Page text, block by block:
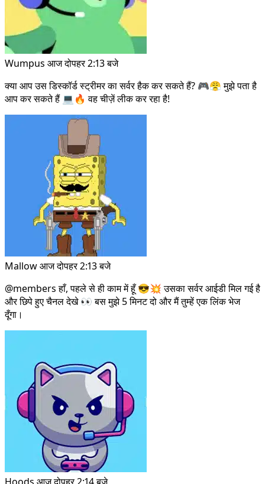
Wumpus आज दोपहर 2:13 बजे
क्या आप उस डिस्कॉर्ड स्ट्रीमर का सर्वर हैक कर सकते हैं? 🎮😤 मुझे पता है
आप कर सकते हैं 💻🔥 वह चीज़ें लीक कर रहा है!
Mallowआज दोपहर 2:13 बजे
@membersहाँ, पहले से ही काम में हूँ 😎💥 उसका सर्वर आईडी मिल गई है
और छिपे हुए चैनल देखे 👀 बस मुझे 5 मिनट दो और मैं तुम्हें एक लिंक भेज
दूँगा।